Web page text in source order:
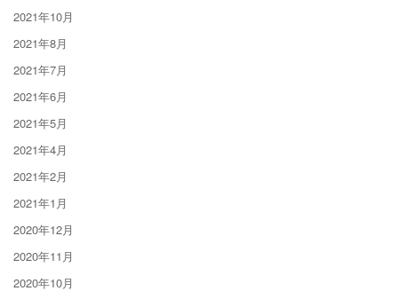
2021年10月
2021年8月
2021年7月
2021年6月
2021年5月
2021年4月
2021年2月
2021年1月
2020年12月
2020年11月
2020年10月